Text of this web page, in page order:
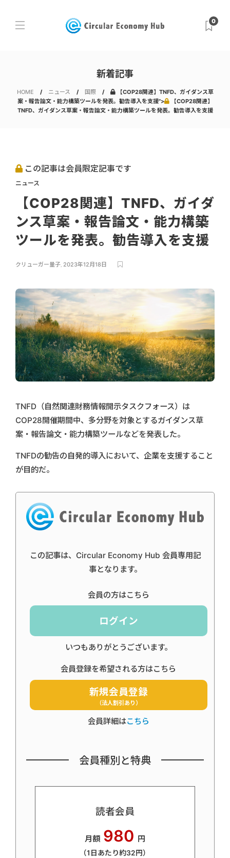
0
新着記事
HOME ニュース 国際
【COP28関連】TNFD、ガイダンス草
案・報告論文・能力構築ツールを発表。勧告導入を支援">
【COP28関連】
TNFD、ガイダンス草案・報告論文・能力構築ツールを発表。勧告導入を支援
この記事は会員限定記事です
ニュース
【COP28関連】TNFD、ガイダ
ンス草案・報告論文・能力構築
ツールを発表。勧告導入を支援
クリューガー量子, 2023年12月18日
TNFD（自然関連財務情報開示タスクフォース）は
COP28開催期間中、多分野を対象とするガイダンス草
案・報告論文・能力構築ツールなどを発表した。
TNFDの勧告の自発的導入において、企業を支援すること
が目的だ。
この記事は、Circular Economy Hub 会員専用記
事となります。
会員の方はこちら
ログイン
いつもありがとうございます。
会員登録を希望される方はこちら
新規会員登録
（法人割引あり）
会員詳細はこちら
会員種別と特典
読者会員
月額 980 円
（1日あたり約32円）